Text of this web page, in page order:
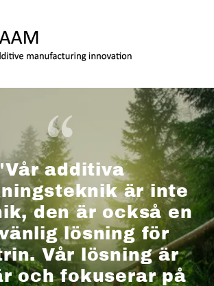
additiva
är inte
den är också en
lösning för
Vår lösning är
och fokuserar på